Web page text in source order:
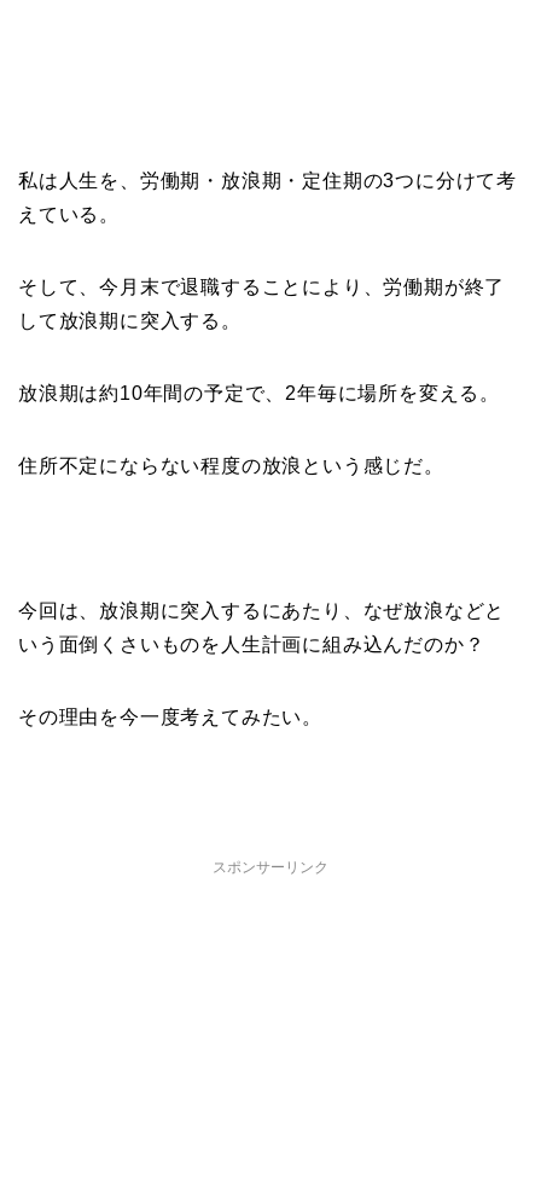
私は人生を、労働期・放浪期・定住期の3つに分けて考
えている。
そして、今月末で退職することにより、労働期が終了
して放浪期に突入する。
放浪期は約10年間の予定で、2年毎に場所を変える。
住所不定にならない程度の放浪という感じだ。
今回は、放浪期に突入するにあたり、なぜ放浪などと
いう面倒くさいものを人生計画に組み込んだのか？
その理由を今一度考えてみたい。
スポンサーリンク